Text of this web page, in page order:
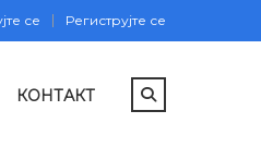
се Региструјте се
КОНТАКТ